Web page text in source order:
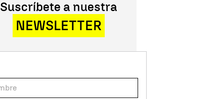
Suscríbete a nuestra
NEWSLETTER